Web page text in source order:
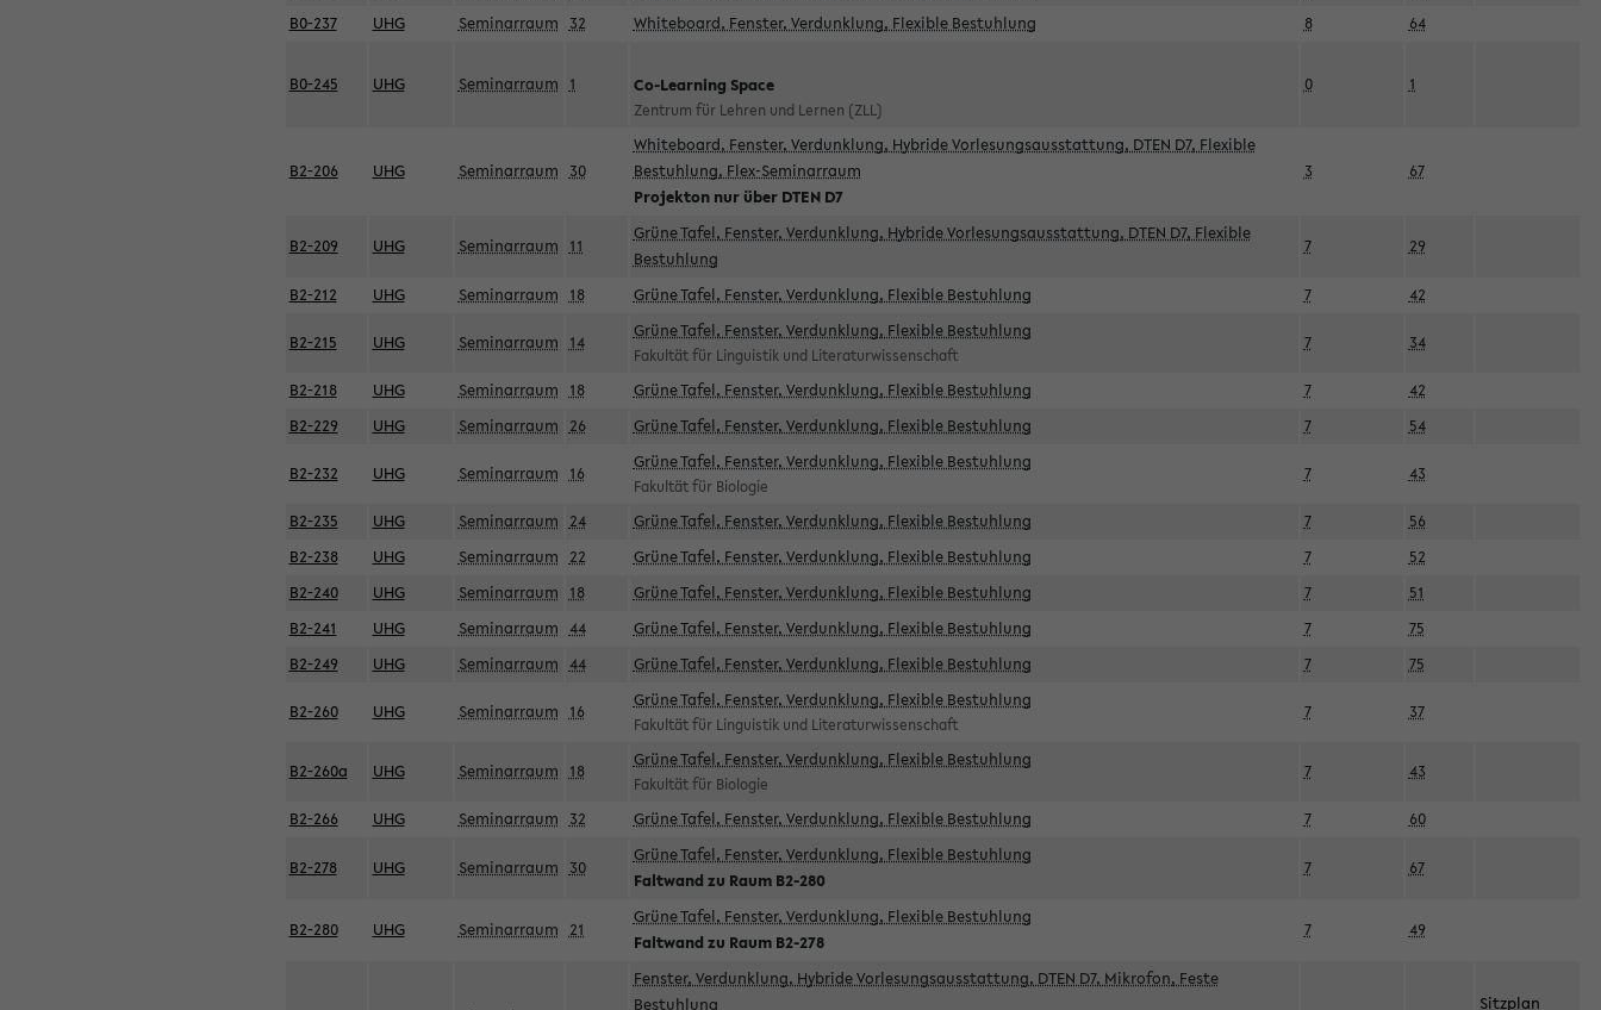
B0-237
UHG Seminarraum 32 Whiteboard, Fenster, Verdunklung, Flexible Bestuhlung 8 64
B0-245 UHG Seminarraum 1 Co-Learning Space
Zentrum für Lehren und Lernen (ZLL)
0 1
B2-206 UHG Seminarraum 30
Whiteboard, Fenster, Verdunklung, Hybride Vorlesungsausstattung, DTEN D7, Flexible
Bestuhlung, Flex-Seminarraum
Projekton nur über DTEN D7
3 67
B2-209 UHG Seminarraum 11
Grüne Tafel, Fenster, Verdunklung, Hybride Vorlesungsausstattung, DTEN D7, Flexible
Bestuhlung
7 29
B2-212 UHG Seminarraum 18 Grüne Tafel, Fenster, Verdunklung, Flexible Bestuhlung 7 42
B2-215 UHG Seminarraum 14
Grüne Tafel, Fenster, Verdunklung, Flexible Bestuhlung
Fakultät für Linguistik und Literaturwissenschaft
7 34
B2-218 UHG Seminarraum 18 Grüne Tafel, Fenster, Verdunklung, Flexible Bestuhlung 7
42
B2-229
UHG Seminarraum 26 Grüne Tafel, Fenster, Verdunklung, Flexible Bestuhlung 7 54
B2-232 UHG Seminarraum 16
Grüne Tafel, Fenster, Verdunklung, Flexible Bestuhlung
Fakultät für Biologie
7 43
B2-235 UHG Seminarraum 24 Grüne Tafel, Fenster, Verdunklung, Flexible Bestuhlung 7
56
B2-238
UHG Seminarraum 22 Grüne Tafel, Fenster, Verdunklung, Flexible Bestuhlung 7
52
B2-240
UHG Seminarraum 18 Grüne Tafel, Fenster, Verdunklung, Flexible Bestuhlung 7
51
B2-241
UHG Seminarraum 44 Grüne Tafel, Fenster, Verdunklung, Flexible Bestuhlung 7
75
B2-249
UHG Seminarraum 44 Grüne Tafel, Fenster, Verdunklung, Flexible Bestuhlung 7 75
B2-260 UHG Seminarraum 16
Grüne Tafel, Fenster, Verdunklung, Flexible Bestuhlung
Fakultät für Linguistik und Literaturwissenschaft
7 37
B2-260a UHG Seminarraum 18
Grüne Tafel, Fenster, Verdunklung, Flexible Bestuhlung
Fakultät für Biologie
7 43
B2-266 UHG Seminarraum 32 Grüne Tafel, Fenster, Verdunklung, Flexible Bestuhlung 7 60
B2-278 UHG Seminarraum 30
Grüne Tafel, Fenster, Verdunklung, Flexible Bestuhlung
Faltwand zu Raum B2-280
7 67
B2-280 UHG Seminarraum 21
Grüne Tafel, Fenster, Verdunklung, Flexible Bestuhlung
Faltwand zu Raum B2-278
7 49
Fenster, Verdunklung, Hybride Vorlesungsausstattung, DTEN D7, Mikrofon, Feste
Bestuhlung
Sitzplan